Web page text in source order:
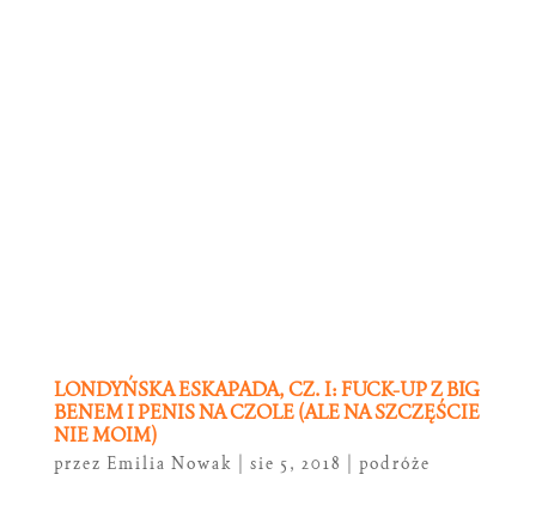
LONDYŃSKA ESKAPADA, CZ. I: FUCK-UP Z BIG
BENEM I PENIS NA CZOLE (ALE NA SZCZĘŚCIE
NIE MOIM)
przez Emilia Nowak sie 5, 2018 podróże